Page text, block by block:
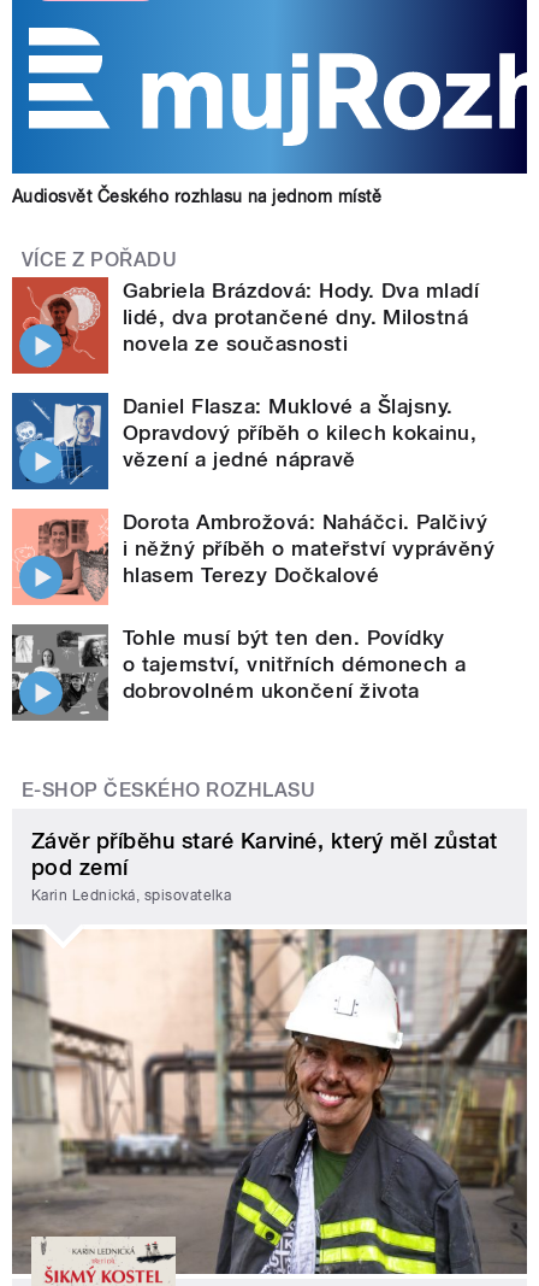
Audiosvět Českého rozhlasu na jednom místě
VÍCE Z POŘADU
Gabriela Brázdová: Hody. Dva mladí
lidé, dva protančené dny. Milostná
novela ze současnosti
Daniel Flasza: Muklové a Šlajsny.
Opravdový příběh o kilech kokainu,
vězení a jedné nápravě
Dorota Ambrožová: Naháčci. Palčivý
i něžný příběh o mateřství vyprávěný
hlasem Terezy Dočkalové
Tohle musí být ten den. Povídky
o tajemství, vnitřních démonech a
dobrovolném ukončení života
E-SHOP ČESKÉHO ROZHLASU
Závěr příběhu staré Karviné, který měl zůstat
pod zemí
Karin Lednická, spisovatelka